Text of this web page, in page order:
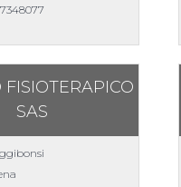
FISIOTERAPICO
SAS